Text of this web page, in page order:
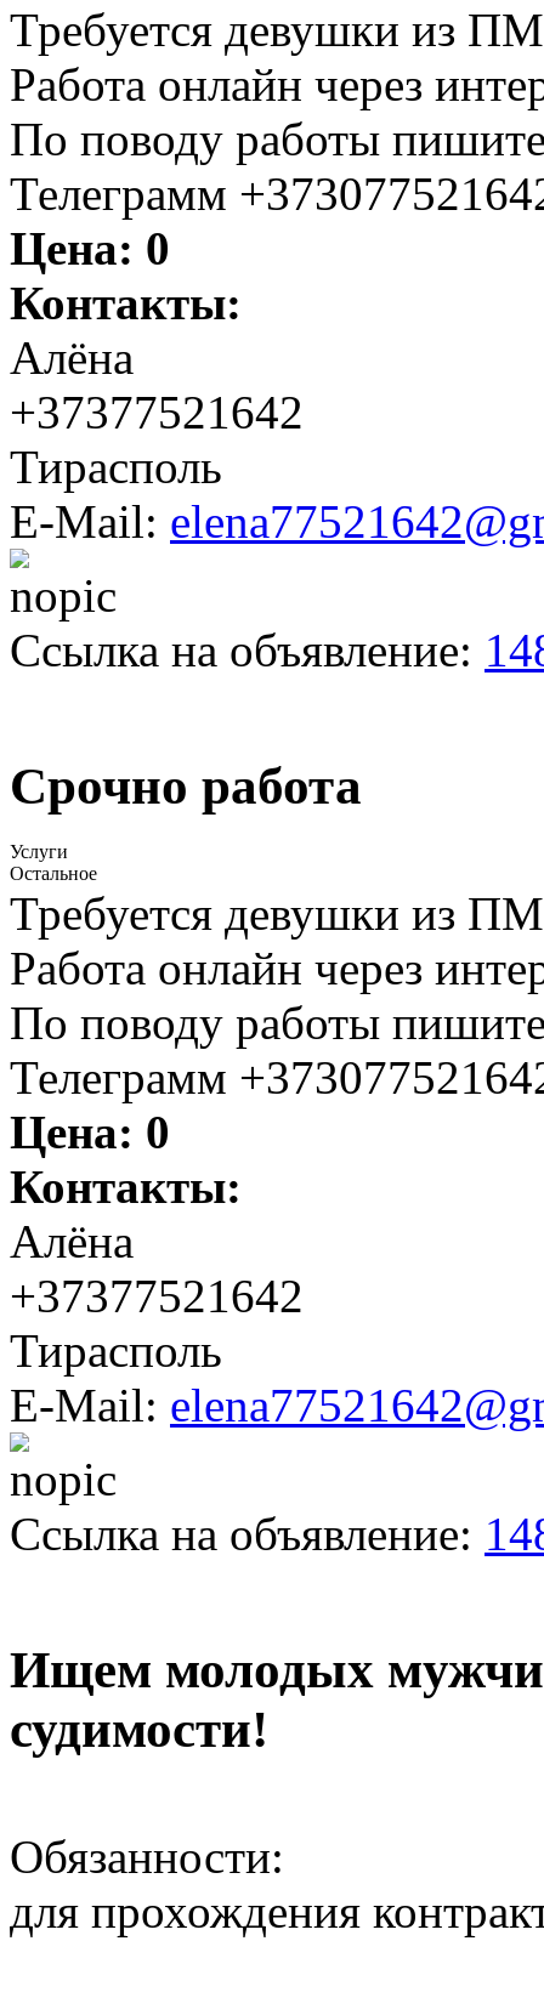
Требуется девушки из
Работа онлайн через
По поводу работы
Телеграмм
Цена: 0
Контакты:
Алёна
+37377521642
Тирасполь
E-Mail:
Ссылка на объявление:
Срочно работа
Услуги
Остальное
Требуется девушки из
Работа онлайн через
По поводу работы
Телеграмм
Цена: 0
Контакты:
Алёна
+37377521642
Тирасполь
E-Mail:
Ссылка на объявление:
Ищем молодых
судимости!
Обязанности:
для прохождения